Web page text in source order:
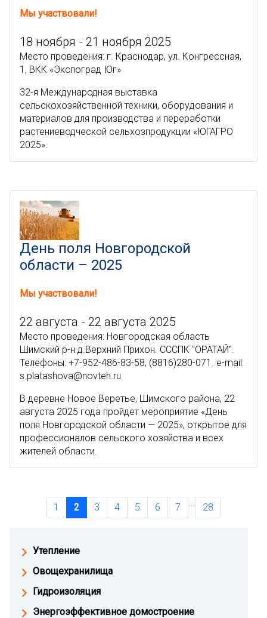
Мы участвовали!
18 ноября - 21 ноября 2025
Место проведения: г. Краснодар, ул. Конгрессная,
1, ВКК «Экспоград Юг»
32-я Международная выставка
сельскохозяйственной техники, оборудования и
материалов для производства и переработки
растениеводческой сельхозпродукции «ЮГАГРО
2025».
День поля Новгородской
области – 2025
Мы участвовали!
22 августа - 22 августа 2025
Место проведения: Новгородская область
Шимский р-н д.Верхний Прихон. СССПК "ОРАТАЙ".
Телефоны: +7-952-486-83-58, (8816)280-071. e-mail:
s.platashova@novteh.ru
В деревне Новое Веретье, Шимского района, 22
августа 2025 года пройдет мероприятие «День
поля Новгородской области — 2025», открытое для
профессионалов сельского хозяйства и всех
жителей области.
1 2 3 4 5 6 7 ... 28
Утепление
Овощехранилища
Гидроизоляция
Энергоэффективное домостроение